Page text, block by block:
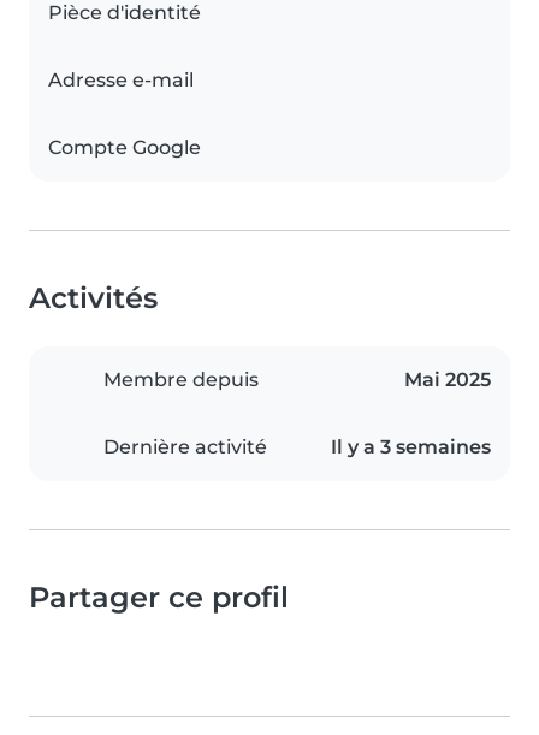
Pièce d'identité
Adresse e-mail
Compte Google
Activités
Membre depuis Mai 2025
Dernière activité Il y a 3 semaines
Partager ce profil